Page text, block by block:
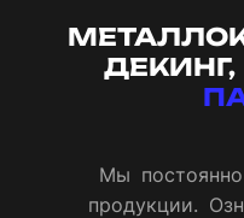
ДЕКИНГ,
Мы
продукции.